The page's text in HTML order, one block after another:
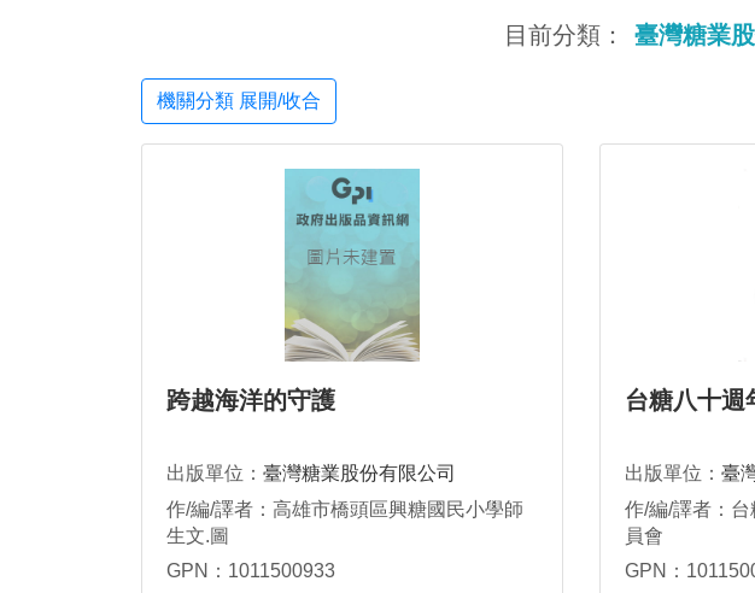
目前分類： 臺灣糖業
機關分類 展開/收合
跨越海洋的守護
出版單位： 臺灣糖業股份有限公司
作/編/譯者：高雄市橋頭區興糖國民小學師
生文.圖
GPN：1011500933
台糖八十週
出版單位： 臺
作/編/譯者：
員會
GPN：